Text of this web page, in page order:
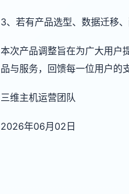
3、若有产品选型、数据迁移
本次产品调整旨在为广大用户
品与服务，回馈每一位用户的
三维主机运营团队
2026年06月02日